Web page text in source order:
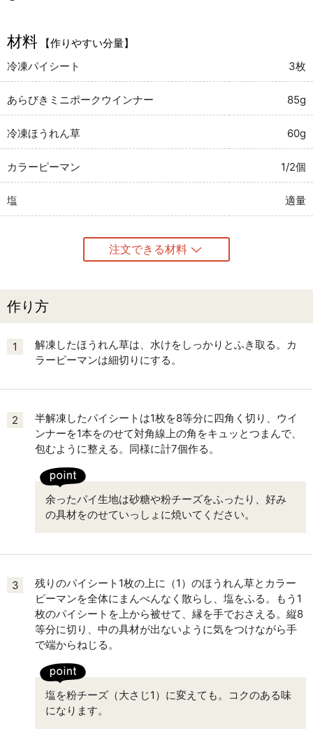
材料
【作りやすい分量】
冷凍パイシート
3枚
あらびきミニポークウインナー 85g
冷凍ほうれん草 60g
カラーピーマン 1/2個
塩 適量
注文できる材料
作り方
1
解凍したほうれん草は、水けをしっかりとふき取る。カ
ラーピーマンは細切りにする。
2
半解凍したパイシートは1枚を8等分に四角く切り、ウイ
ンナーを1本をのせて対角線上の角をキュッとつまんで、
包むように整える。同様に計7個作る。
余ったパイ生地は砂糖や粉チーズをふったり、好み
の具材をのせていっしょに焼いてください。
3
残りのパイシート1枚の上に（1）のほうれん草とカラー
ピーマンを全体にまんべんなく散らし、塩をふる。もう1
枚のパイシートを上から被せて、縁を手でおさえる。縦8
等分に切り、中の具材が出ないように気をつけながら手
で端からねじる。
塩を粉チーズ（大さじ1）に変えても。コクのある味
になります。